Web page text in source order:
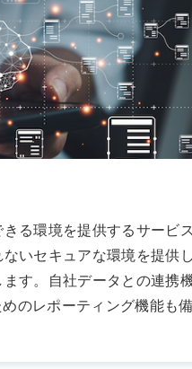
る環境を提供するサービ
いセキュアな環境を提供し
す。自社データとの連携
のレポーティング機能も備